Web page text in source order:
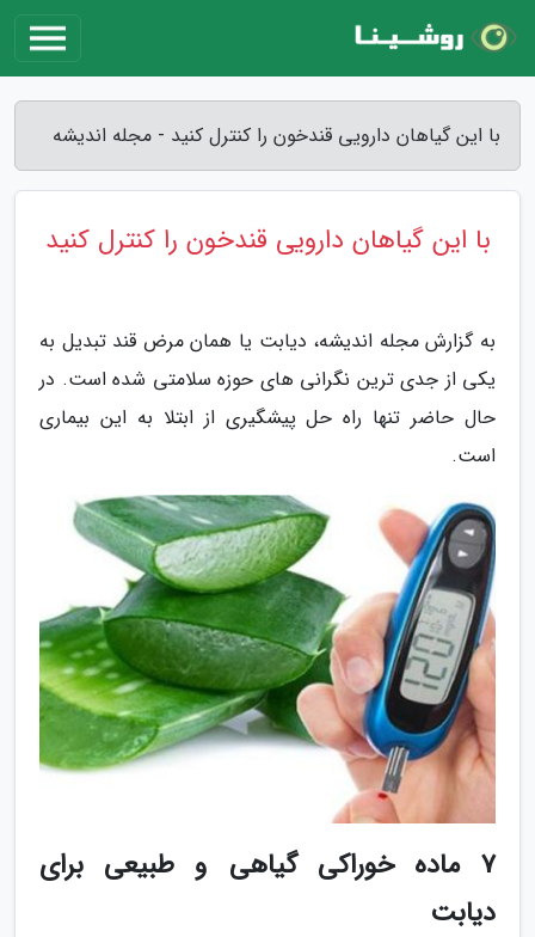
با این گیاهان دارویی قندخون را کنترل کنید - مجله اندیشه
با این گیاهان دارویی قندخون را کنترل کنید
به گزارش مجله اندیشه، دیابت یا همان مرض قند تبدیل به
یکی از جدی ترین نگرانی های حوزه سلامتی شده است. در
حال حاضر تنها راه حل پیشگیری از ابتلا به این بیماری
است.
7 ماده خوراکی گیاهی و طبیعی برای
دیابت